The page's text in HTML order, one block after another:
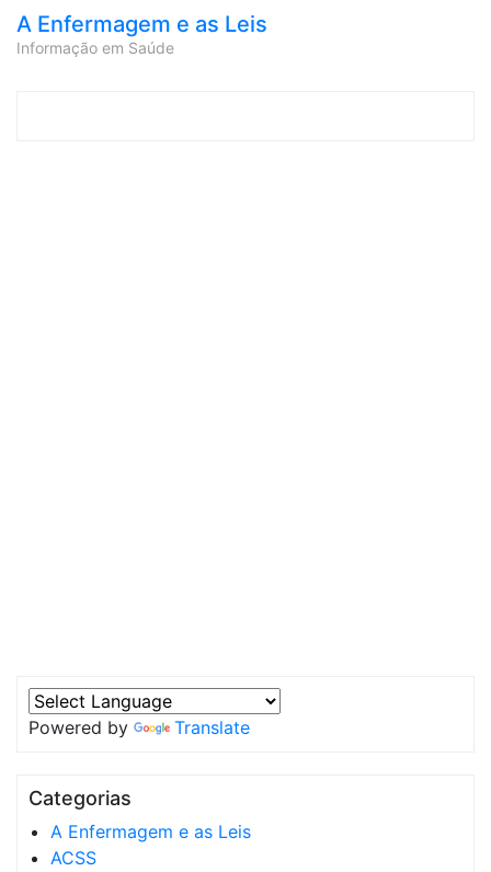
A Enfermagem e as Leis
Informação em Saúde
Powered by Translate
Categorias
A Enfermagem e as Leis
ACSS